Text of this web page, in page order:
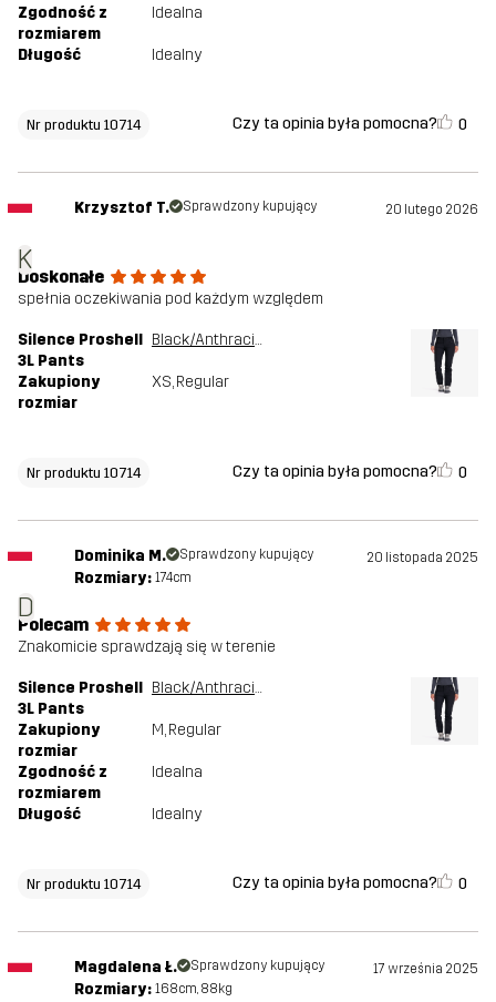
Zgodność z
rozmiarem
Idealna
Długość Idealny
Nr produktu 10714 Czy ta opinia była pomocna? 0
K
Krzysztof T. Sprawdzony kupujący 20 lutego 2026
Doskonałe
spełnia oczekiwania pod każdym względem
Silence Proshell
3L Pants
Black/Anthracite
Zakupiony
rozmiar
XS, Regular
Nr produktu 10714 Czy ta opinia była pomocna? 0
D
Dominika M. Sprawdzony kupujący 20 listopada 2025
Rozmiary: 174cm
Polecam
Znakomicie sprawdzają się w terenie
Silence Proshell
3L Pants
Black/Anthracite
Zakupiony
rozmiar
M, Regular
Zgodność z
rozmiarem
Idealna
Długość Idealny
Nr produktu 10714 Czy ta opinia była pomocna? 0
Magdalena Ł. Sprawdzony kupujący 17 września 2025
Rozmiary: 168cm, 88kg